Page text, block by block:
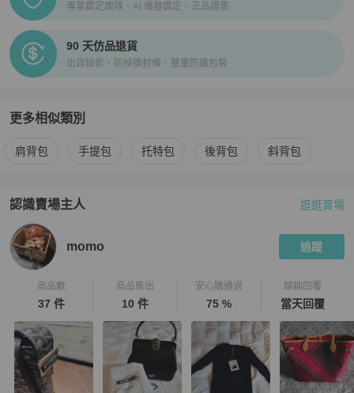
專業鑑定團隊、AI 儀器鑑定、正品證書
90 天仿品退貨
出貨錄影、防掉換封條、雙重防護包裝
更多相似類別
更多Gucci 女包相似商品推薦
肩背包 手提包 托特包 後背包 斜背包
認識賣場主人
PopChill 拍拍圈嚴選賣家
逛逛賣場
momo 追蹤
商品數
37 件
商品售出
10 件
安心購通過
75 %
聊聊回覆
當天回覆